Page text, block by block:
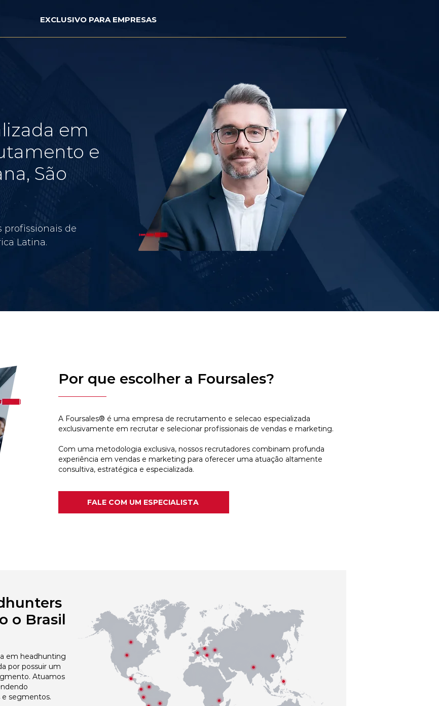
EXCLUSIVO PARA EMPRESAS
em
e
São
profissionais de
Latina.
Por que escolher a Foursales?
A Foursales® é uma empresa de recrutamento e selecao especializada
exclusivamente em recrutar e selecionar profissionais de vendas e marketing.
Com uma metodologia exclusiva, nossos recrutadores combinam profunda
experiência em vendas e marketing para oferecer uma atuação altamente
consultiva, estratégica e especializada.
FALE COM UM ESPECIALISTA
o Brasil
em headhunting
por possuir um
Atuamos
segmentos.